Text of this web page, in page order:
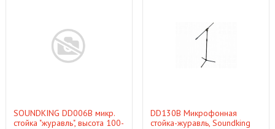
SOUNDKING DD006B микр.
стойка "журавль", высота 100-
DD130B Микрофонная
стойка-журавль, Soundking